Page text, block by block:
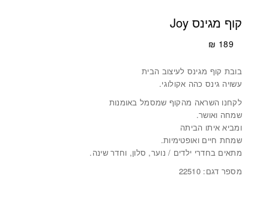
קוף מגינס Joy
₪ 189
בובת קוף מגינס לעיצוב הבית
עשויה גינס כהה אקולוגי.
לקחנו השראה מהקוף שמסמל באומנות
שמחה ואושר.
ומביא איתו הביתה
שמחת חיים ואופטימיות.
מתאים בחדרי ילדים / נוער, סלון, וחדר שינה.
מספר דגם: 22510